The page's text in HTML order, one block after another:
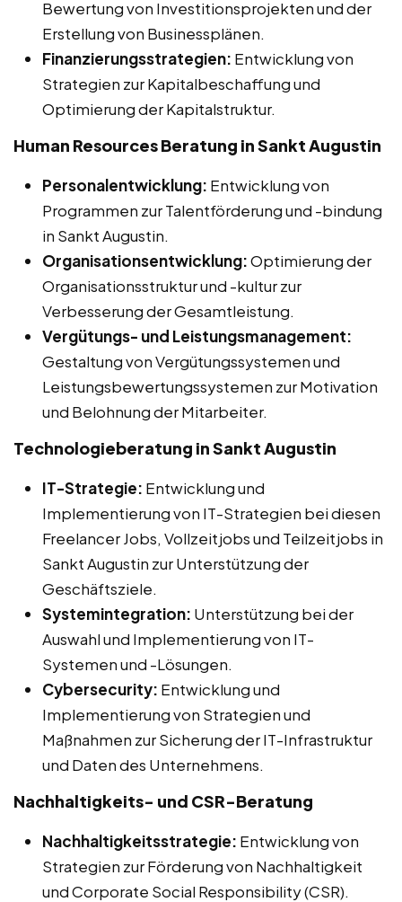
Bewertung von Investitionsprojekten und der
Erstellung von Businessplänen.
Finanzierungsstrategien: Entwicklung von
Strategien zur Kapitalbeschaffung und
Optimierung der Kapitalstruktur.
Human Resources Beratung in Sankt Augustin
Personalentwicklung: Entwicklung von
Programmen zur Talentförderung und -bindung
in Sankt Augustin.
Organisationsentwicklung:Optimierung der
Organisationsstruktur und -kultur zur
Verbesserung der Gesamtleistung.
Vergütungs- und Leistungsmanagement:
Gestaltung von Vergütungssystemen und
Leistungsbewertungssystemen zur Motivation
und Belohnung der Mitarbeiter.
Technologieberatung in Sankt Augustin
IT-Strategie: Entwicklung und
Implementierung von IT-Strategien bei diesen
Freelancer Jobs, Vollzeitjobs und Teilzeitjobs in
Sankt Augustin zur Unterstützung der
Geschäftsziele.
Systemintegration: Unterstützung bei der
Auswahl und Implementierung von IT-
Systemen und -Lösungen.
Cybersecurity: Entwicklung und
Implementierung von Strategien und
Maßnahmen zur Sicherung der IT-Infrastruktur
und Daten des Unternehmens.
Nachhaltigkeits- und CSR-Beratung
Nachhaltigkeitsstrategie: Entwicklung von
Strategien zur Förderung von Nachhaltigkeit
und Corporate Social Responsibility (CSR).